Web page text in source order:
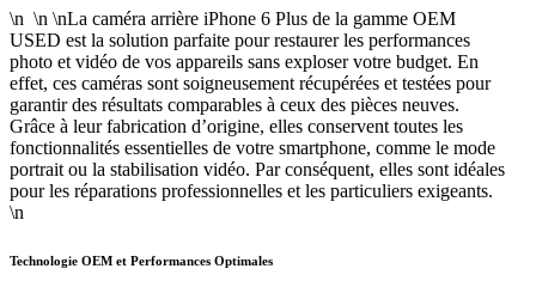
\n \n \nLa caméra arrière iPhone 6 Plus de la gamme OEM
USED est la solution parfaite pour restaurer les performances
photo et vidéo de vos appareils sans exploser votre budget. En
effet, ces caméras sont soigneusement récupérées et testées pour
garantir des résultats comparables à ceux des pièces neuves.
Grâce à leur fabrication d’origine, elles conservent toutes les
fonctionnalités essentielles de votre smartphone, comme le mode
portrait ou la stabilisation vidéo. Par conséquent, elles sont idéales
pour les réparations professionnelles et les particuliers exigeants.
\n
Technologie OEM et Performances Optimales